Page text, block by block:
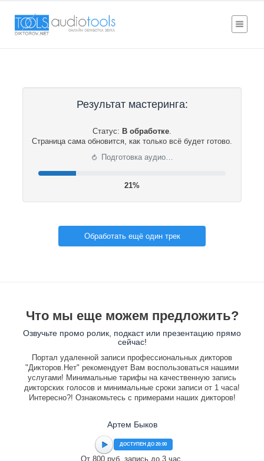
Результат мастеринга:
Статус: В обработке.
Страница сама обновится, как только всё будет готово.
⟳ Подготовка аудио…
21%
Обработать ещё один трек
Что мы еще можем предложить?
Озвучьте промо ролик, подкаст или презентацию прямо
сейчас!
Портал удаленной записи профессиональных дикторов
"Дикторов.Нет" рекомендует Вам воспользоваться нашими
услугами! Минимальные тарифы на качественную запись
дикторских голосов и минимальные сроки записи от 1 часа!
Интересно?! Ознакомьтесь с примерами наших дикторов!
Артем Быков
ДОСТУПЕН ДО 20:00
От 800 руб. запись до 3 час.